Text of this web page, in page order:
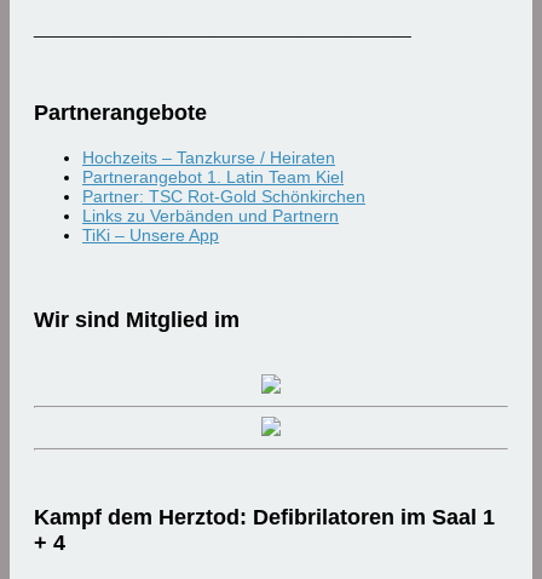
Partnerangebote
Hochzeits – Tanzkurse / Heiraten
Partnerangebot 1. Latin Team Kiel
Partner: TSC Rot-Gold Schönkirchen
Links zu Verbänden und Partnern
TiKi – Unsere App
Wir sind Mitglied im
Kampf dem Herztod: Defibrilatoren im Saal 1
+ 4